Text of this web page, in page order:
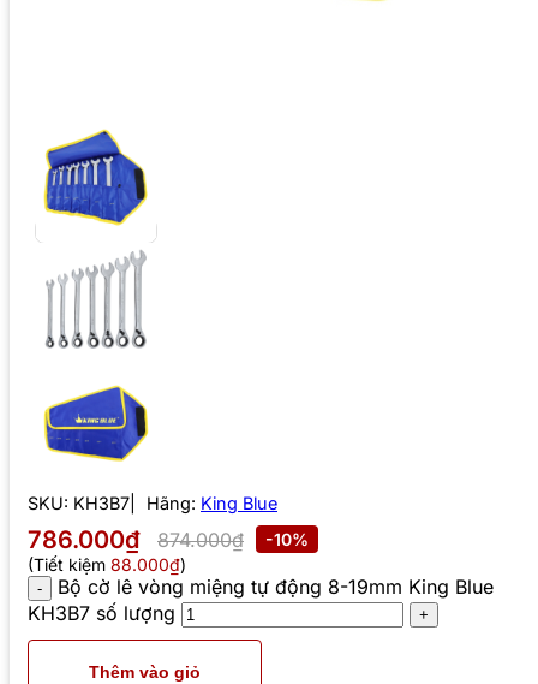
SKU: KH3B7 Hãng: King Blue
786.000₫ 874.000₫
-10%
(Tiết kiệm 88.000₫)
Bộ cờ lê vòng miệng tự động 8-19mm King Blue
KH3B7 số lượng
Thêm vào giỏ